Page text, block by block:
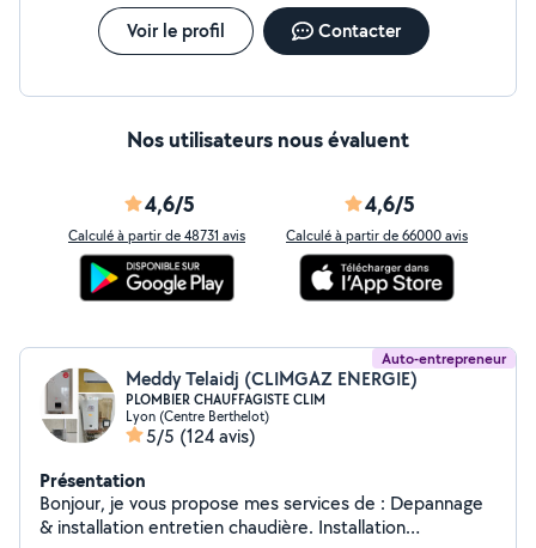
Voir le profil Contacter
Nos utilisateurs nous évaluent
4,6/5
Calculé à partir de 48731 avis
4,6/5
Calculé à partir de 66000 avis
Auto-entrepreneur
Meddy Telaidj (CLIMGAZ ENERGIE)
PLOMBIER CHAUFFAGISTE CLIM
Lyon (Centre Berthelot)
5/5 (124 avis)
Présentation
Bonjour, je vous propose mes services de : Depannage
& installation entretien chaudière. Installation